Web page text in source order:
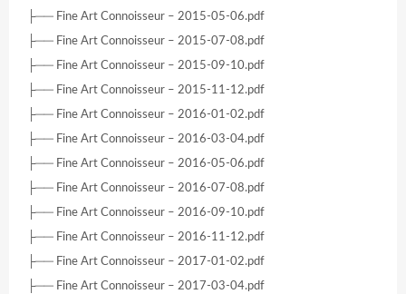
├── Fine Art Connoisseur – 2015-05-06.pdf
├── Fine Art Connoisseur – 2015-07-08.pdf
├── Fine Art Connoisseur – 2015-09-10.pdf
├── Fine Art Connoisseur – 2015-11-12.pdf
├── Fine Art Connoisseur – 2016-01-02.pdf
├── Fine Art Connoisseur – 2016-03-04.pdf
├── Fine Art Connoisseur – 2016-05-06.pdf
├── Fine Art Connoisseur – 2016-07-08.pdf
├── Fine Art Connoisseur – 2016-09-10.pdf
├── Fine Art Connoisseur – 2016-11-12.pdf
├── Fine Art Connoisseur – 2017-01-02.pdf
├── Fine Art Connoisseur – 2017-03-04.pdf